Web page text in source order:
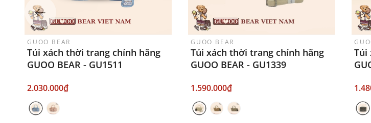
GUOO BEAR
Túi xách thời trang chính hãng
GUOO BEAR - GU1511
2.030.000₫
GUOO BEAR
Túi xách thời trang chính hãng
GUOO BEAR - GU1339
1.590.000₫
Túi